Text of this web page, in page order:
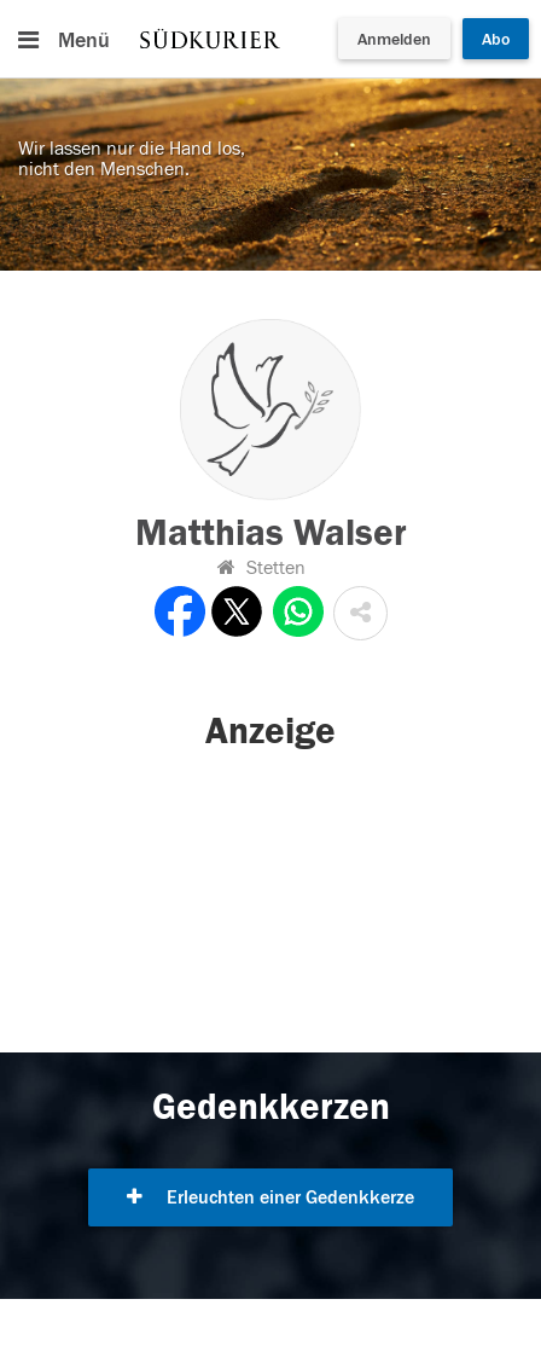
Menü Anmelden Abo
Wir lassen nur die Hand los,
nicht den Menschen.
Matthias Walser
Stetten
Anzeige
Gedenkkerzen
Erleuchten einer Gedenkkerze